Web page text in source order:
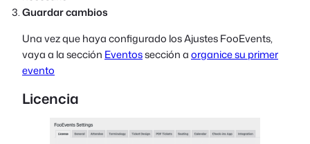
Guardar cambios
Una vez que haya configurado los Ajustes FooEvents,
vaya a la sección Eventossección aorganice su primer
evento
Licencia